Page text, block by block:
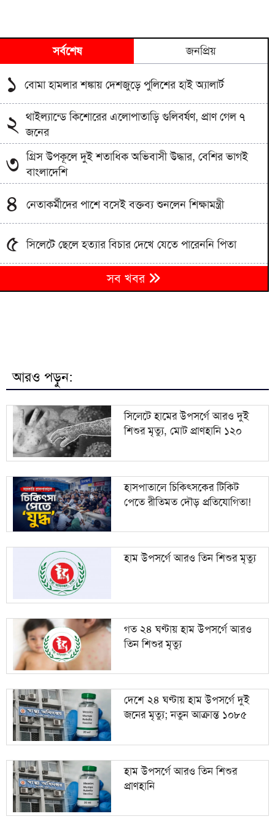
সর্বশেষ জনপ্রিয়
১ বোমা হামলার শঙ্কায় দেশজুড়ে পুলিশের হাই অ্যালার্ট
২ থাইল্যান্ডে কিশোরের এলোপাতাড়ি গুলিবর্ষণ, প্রাণ গেল ৭
জনের
৩ গ্রিস উপকূলে দুই শতাধিক অভিবাসী উদ্ধার, বেশির ভাগই
বাংলাদেশি
৪ নেতাকর্মীদের পাশে বসেই বক্তব্য শুনলেন শিক্ষামন্ত্রী
৫ সিলেটে ছেলে হত্যার বিচার দেখে যেতে পারেননি পিতা
৬
পুলিশ পরিচয়ে বিশ্ববিদ্যালয় শিক্ষক-শিক্ষার্থীদের লক্ষাধিক
টাকা হাতিয়ে নিচ্ছে প্রতারক চক্র
ভারতীয় পণ্য ও কাভার্ডভ্যান জব্দ
৯ পাকিস্তানি যুবক ও বাংলাদেশি তরুণীর ‘স্মরণীয়’ বিয়ে
১০ সন্ত্রাস ও নৈরাজ্য প্রতিরোধে বাঁশখালীতে জামায়াত
ইসলামী যুব বিভাগের রাজপথে প্রতিবাদ
সব খবর
আরও পড়ুন:
সিলেটে হামের উপসর্গে আরও দুই
শিশুর মৃত্যু, মোট প্রাণহানি ১২০
হাসপাতালে চিকিৎসকের টিকিট
পেতে রীতিমত দৌড় প্রতিযোগিতা!
হাম উপসর্গে আরও তিন শিশুর মৃত্যু
গত ২৪ ঘণ্টায় হাম উপসর্গে আরও
তিন শিশুর মৃত্যু
দেশে ২৪ ঘণ্টায় হাম উপসর্গে দুই
জনের মৃত্যু; নতুন আক্রান্ত ১০৮৫
হাম উপসর্গে আরও তিন শিশুর
প্রাণহানি